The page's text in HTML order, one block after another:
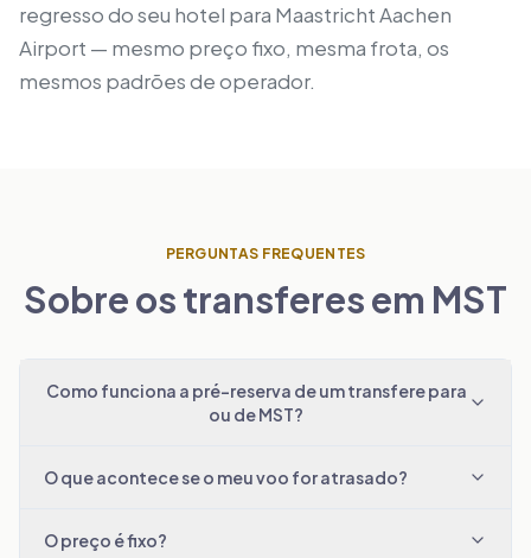
regresso do seu hotel para Maastricht Aachen
Airport — mesmo preço fixo, mesma frota, os
mesmos padrões de operador.
PERGUNTAS FREQUENTES
Sobre os transferes em MST
Como funciona a pré-reserva de um transfere para
ou de MST?
O que acontece se o meu voo for atrasado?
O preço é fixo?